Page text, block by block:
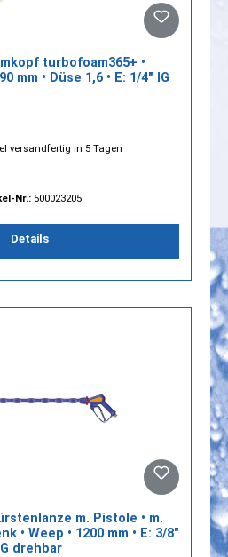
turbofoam365+ •
mm • Düse 1,6 • E: 1/4" IG
versandfertig in 5 Tagen
Nr.: 500023205
Details
m. Pistole • m.
• Weep • 1200 mm • E: 3/8"
IG drehbar